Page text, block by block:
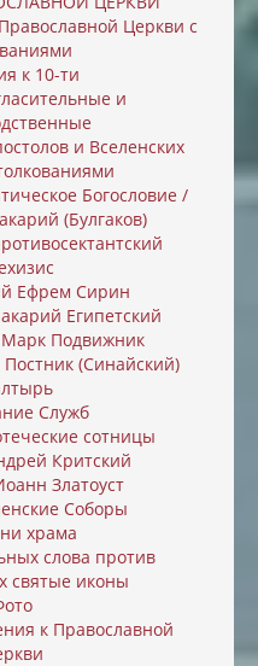
Церкви с
к 10-ти
и
и Вселенских
Богословие /
(Булгаков)
Ефрем Сирин
Египетский
Подвижник
(Синайский)
Служб
сотницы
Критский
Златоуст
Соборы
храма
слова против
святые иконы
к Православной